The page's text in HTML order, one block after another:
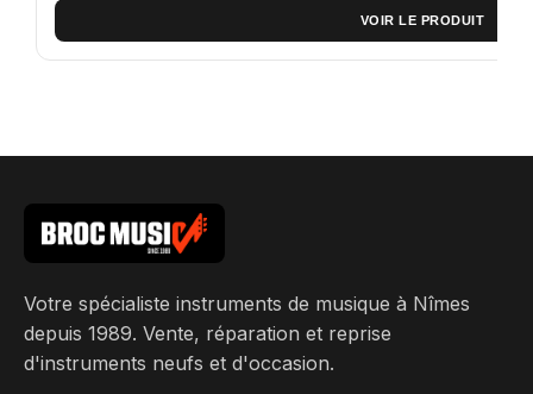
VOIR LE PRODUIT
Votre spécialiste instruments de musique à Nîmes
depuis 1989. Vente, réparation et reprise
d'instruments neufs et d'occasion.